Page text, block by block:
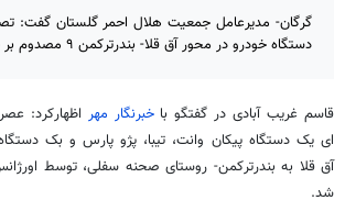
گرگان- مدیرعامل جمعیت هلال احمر گلستان گفت:
دستگاه خودرو در محور آق قلا- بندرترکمن ۹ مصدوم بر جا گذاشت.
قاسم غریب آبادی در گفتگو باخبرنگار مهر اظهارکرد:
ای یک دستگاه پیکان وانت، تیبا، پژو پارس و بک
آق قلا به بندرترکمن- روستای صحنه سفلی، توسط
شد.